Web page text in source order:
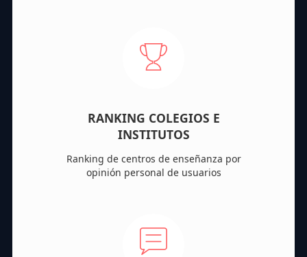
RANKING COLEGIOS E
INSTITUTOS
Ranking de centros de enseñanza por
opinión personal de usuarios